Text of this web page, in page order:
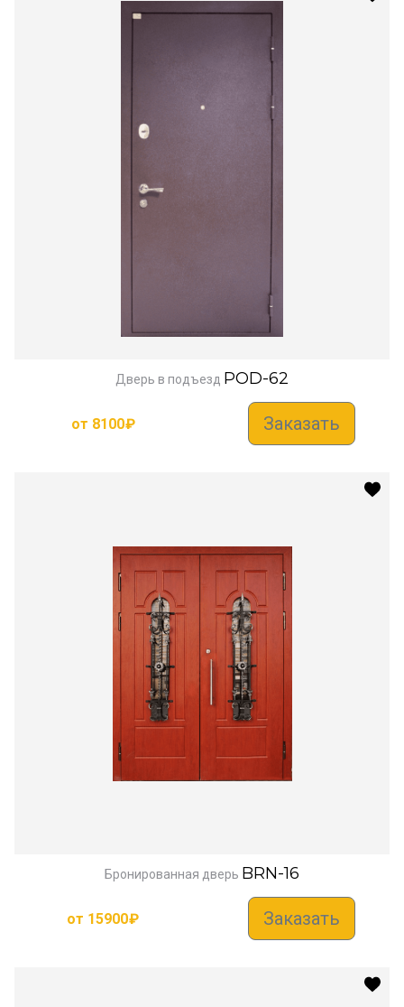
Дверь в подъезд POD-62
от 8100₽ Заказать
Бронированная дверь BRN-16
от 15900₽ Заказать